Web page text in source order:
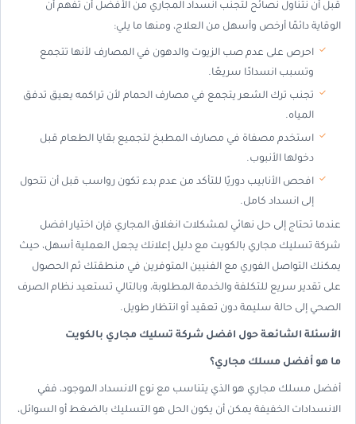
قبل أن نتناول نصائح لتجنب انسداد المجاري من الأفضل أن تفهم أن
الوقاية دائمًا أرخص وأسهل من العلاج، ومنها ما يلي:
احرص على عدم صب الزيوت والدهون في المصارف لأنها تتجمع
وتسبب انسدادًا سريعًا.
تجنب ترك الشعر يتجمع في مصارف الحمام لأن تراكمه يعيق تدفق
المياه.
استخدم مصفاة في مصارف المطبخ لتجميع بقايا الطعام قبل
دخولها الأنبوب.
افحص الأنابيب دوريًا للتأكد من عدم بدء تكون رواسب قبل أن تتحول
إلى انسداد كامل.
عندما تحتاج إلى حل نهائي لمشكلات انغلاق المجاري فإن اختيار افضل
شركة تسليك مجاري بالكويت مع دليل إعلانك يجعل العملية أسهل، حيث
يمكنك التواصل الفوري مع الفنيين المتوفرين في منطقتك ثم الحصول
على تقدير سريع للتكلفة والخدمة المطلوبة، وبالتالي تستعيد نظام الصرف
الصحي إلى حالة سليمة دون تعقيد أو انتظار طويل.
الأسئلة الشائعة حول افضل شركة تسليك مجاري بالكويت
ما هو أفضل مسلك مجاري؟
أفضل مسلك مجاري هو الذي يتناسب مع نوع الانسداد الموجود، ففي
الانسدادات الخفيفة يمكن أن يكون الحل هو التسليك بالضغط أو السوائل،